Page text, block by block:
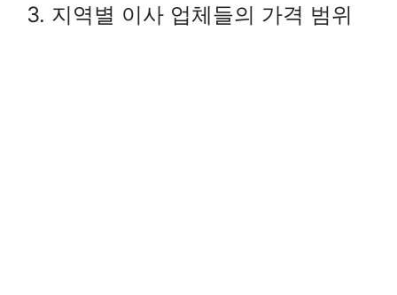
3. 지역별 이사 업체들의 가격 범위